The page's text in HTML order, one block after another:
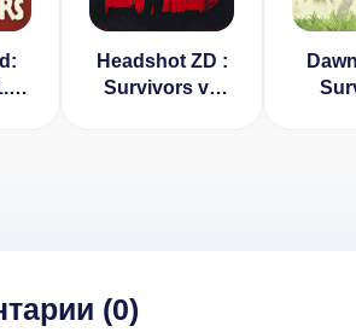
Headshot ZD :
Survivors vs
(0)